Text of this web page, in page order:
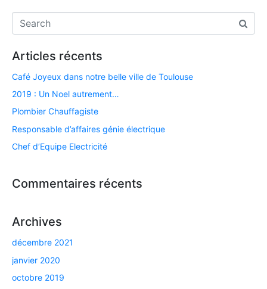
Articles récents
Café Joyeux dans notre belle ville de Toulouse
2019 : Un Noel autrement…
Plombier Chauffagiste
Responsable d’affaires génie électrique
Chef d’Equipe Electricité
Commentaires récents
Archives
décembre 2021
janvier 2020
octobre 2019